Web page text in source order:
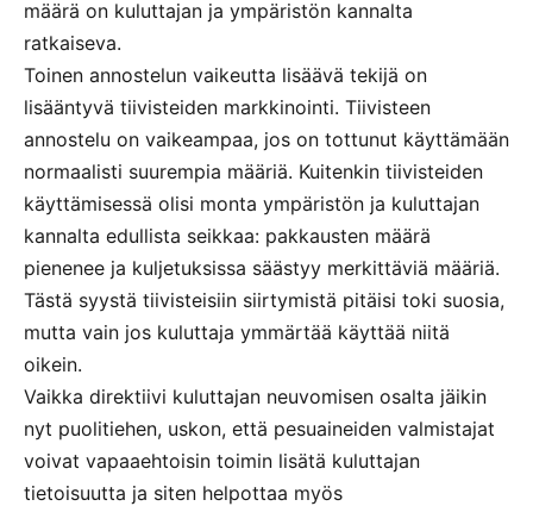
määrä on kuluttajan ja ympäristön kannalta
ratkaiseva.
Toinen annostelun vaikeutta lisäävä tekijä on
lisääntyvä tiivisteiden markkinointi. Tiivisteen
annostelu on vaikeampaa, jos on tottunut käyttämään
normaalisti suurempia määriä. Kuitenkin tiivisteiden
käyttämisessä olisi monta ympäristön ja kuluttajan
kannalta edullista seikkaa: pakkausten määrä
pienenee ja kuljetuksissa säästyy merkittäviä määriä.
Tästä syystä tiivisteisiin siirtymistä pitäisi toki suosia,
mutta vain jos kuluttaja ymmärtää käyttää niitä
oikein.
Vaikka direktiivi kuluttajan neuvomisen osalta jäikin
nyt puolitiehen, uskon, että pesuaineiden valmistajat
voivat vapaaehtoisin toimin lisätä kuluttajan
tietoisuutta ja siten helpottaa myös